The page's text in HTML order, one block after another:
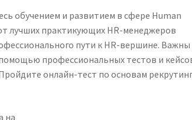
обучением и развитием в сфере Human
лучших практикующих HR-менеджеров
пути к HR-вершине. Важны
профессиональных тестов и
онлайн-тест по основам